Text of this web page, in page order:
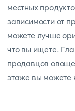
местных
зависимости от
можете лучше
что вы ищете.
продавцов
этаже вы можете